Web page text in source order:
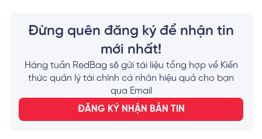
Đừng quên đăng ký để nhận tin
mới nhất!
Hàng tuần RedBag sẽ gửi tài liệu tổng hợp về Kiến
thức quản lý tài chính cá nhân hiệu quả cho bạn
qua Email
ĐĂNG KÝ NHẬN BẢN TIN